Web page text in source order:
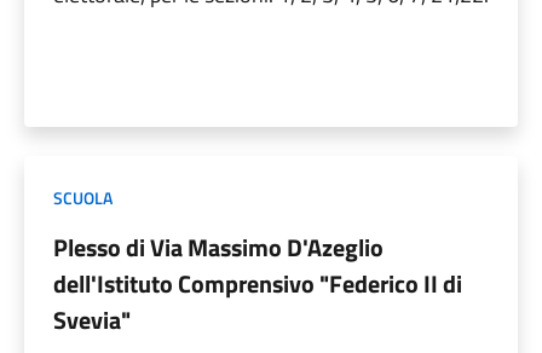
SCUOLA
Plesso di Via Massimo D'Azeglio
dell'Istituto Comprensivo "Federico II di
Svevia"